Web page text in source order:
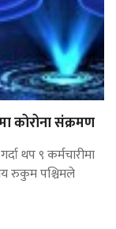
कोरोना संक्रमण
थप ९ कर्मचारीमा
रुकुम पश्चिमले